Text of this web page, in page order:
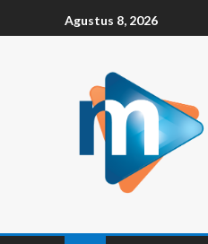
Agustus 8, 2026